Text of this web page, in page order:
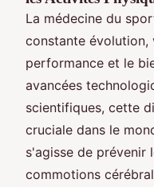
La médecine du
constante évolution,
performance et le
avancées
scientifiques, cette
cruciale dans le
s'agisse de prévenir
commotions